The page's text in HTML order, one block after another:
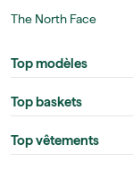
The North Face
Top modèles
Top baskets
Top vêtements